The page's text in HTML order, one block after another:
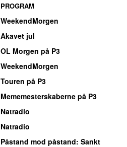
PROGRAM
WeekendMorgen
Akavet jul
OL Morgen på P3
WeekendMorgen
Touren på P3
Mememesterskaberne på P3
Natradio
Natradio
Påstand mod påstand: Sankt